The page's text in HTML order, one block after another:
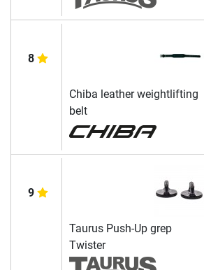
8
Chiba leather weightlifting
belt
9
Taurus Push-Up grep
Twister